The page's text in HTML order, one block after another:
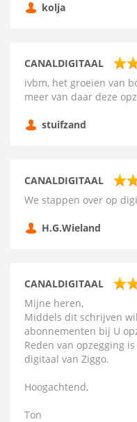
kolja
CANALDIGITAAL
ivbm, het groeien van
meer van daar deze
stuifzand
CANALDIGITAAL
We stappen over op
H.G.Wieland
CANALDIGITAAL
Mijne heren,
Middels dit schrijven
abonnementen bij U
Reden van opzegging
digitaal van Ziggo.
Hoogachtend,
Ton